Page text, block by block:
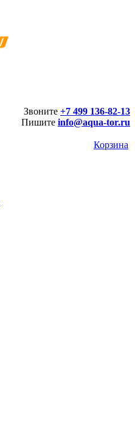
Звоните +7 499 136-82-13
Пишите info@aqua-tor.ru
Корзина